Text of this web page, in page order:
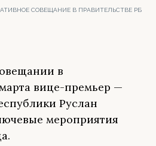
СОВЕЩАНИЕ В ПРАВИТЕЛЬСТВЕ РБ
в
вице-премьер —
Руслан
мероприятия